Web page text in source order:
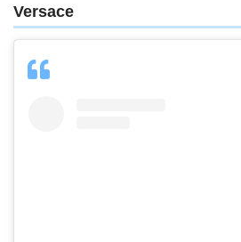
Versace